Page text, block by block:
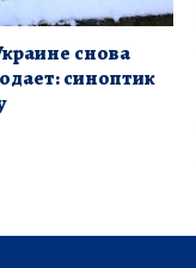
снова
синоптик